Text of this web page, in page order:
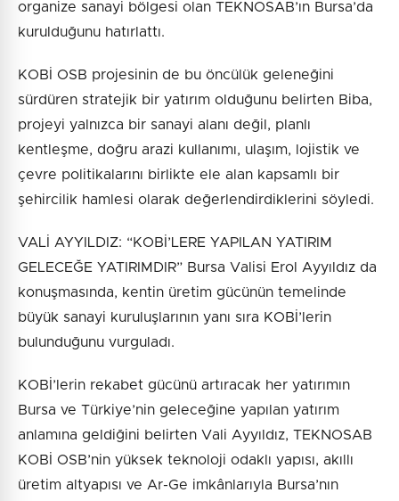
organize sanayi bölgesi olan TEKNOSAB’ın Bursa’da
kurulduğunu hatırlattı.
KOBİ OSB projesinin de bu öncülük geleneğini
sürdüren stratejik bir yatırım olduğunu belirten Biba,
projeyi yalnızca bir sanayi alanı değil, planlı
kentleşme, doğru arazi kullanımı, ulaşım, lojistik ve
çevre politikalarını birlikte ele alan kapsamlı bir
şehircilik hamlesi olarak değerlendirdiklerini söyledi.
VALİ AYYILDIZ: “KOBİ’LERE YAPILAN YATIRIM
GELECEĞE YATIRIMDIR” Bursa Valisi Erol Ayyıldız da
konuşmasında, kentin üretim gücünün temelinde
büyük sanayi kuruluşlarının yanı sıra KOBİ’lerin
bulunduğunu vurguladı.
KOBİ’lerin rekabet gücünü artıracak her yatırımın
Bursa ve Türkiye’nin geleceğine yapılan yatırım
anlamına geldiğini belirten Vali Ayyıldız, TEKNOSAB
KOBİ OSB’nin yüksek teknoloji odaklı yapısı, akıllı
üretim altyapısı ve Ar-Ge imkânlarıyla Bursa’nın